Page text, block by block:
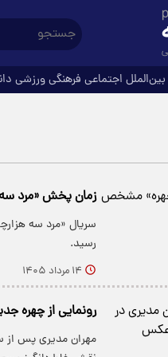
بین‌الملل اجتماعی فرهنگیورزشی
زمان پخش «مرد
سریال «مرد سه
رسید.
۱۴ مرداد ۱۴۰۵
رونمایی از
مهران مدیری پس از